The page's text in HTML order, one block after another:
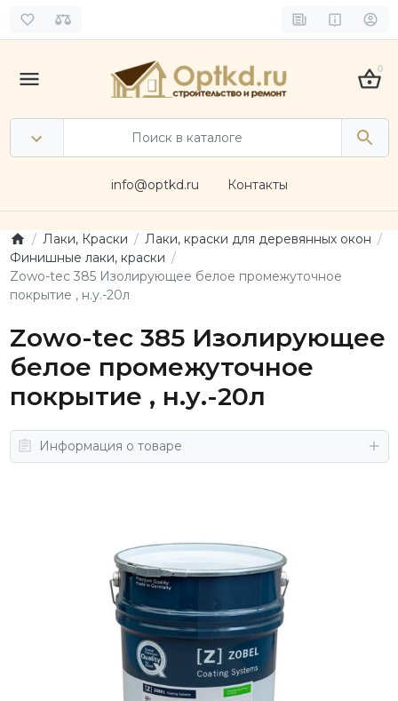
0
info@optkd.ru Контакты
Лаки, Краски
Лаки, краски для деревянных окон
Финишные лаки, краски
Zowo-tec 385 Изолирующее белое промежуточное
покрытие , н.у.-20л
Zowo-tec 385 Изолирующее
белое промежуточное
покрытие , н.у.-20л
Информация о товаре